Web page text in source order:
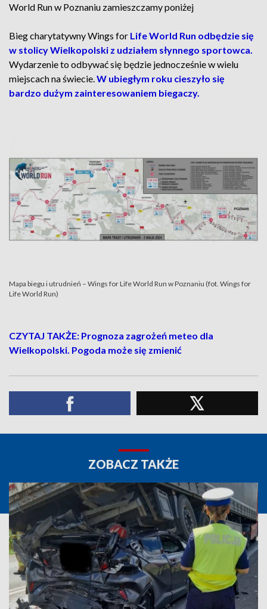
World Run w Poznaniu zamieszczamy poniżej
Bieg charytatywny Wings for Life World Run odbędzie się
w stolicy Wielkopolski z udziałem słynnego sportowca.
Wydarzenie to odbywać się będzie jednocześnie w wielu
miejscach na świecie.W ubiegłym roku cieszyło się
bardzo dużym zainteresowaniem biegaczy.
Mapa biegu i utrudnień – Wings for Life World Run w Poznaniu (fot. Wings for
Life World Run)
CZYTAJ TAKŻE: Prognoza zagrożeń meteo dla
Wielkopolski. Pogoda może się zmienić
ZOBACZ TAKŻE